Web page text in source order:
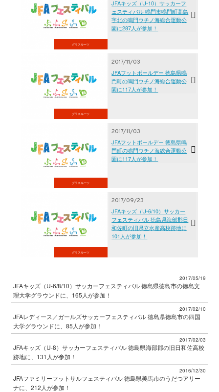
グラスルーツ
JFAキッズ（U-10）サッカーフ
ェスティバル 鳴門市鳴門町高島
字北の鳴門ウチノ海総合運動公
園に287人が参加！
グラスルーツ
2017/11/03
JFAフットボールデー 徳島県鳴
門町の鳴門ウチノ海総合運動公
園に117人が参加！
グラスルーツ
2017/11/03
JFAフットボールデー 徳島県鳴
門町の鳴門ウチノ海総合運動公
園に117人が参加！
グラスルーツ
2017/09/23
JFAキッズ（U-6/10）サッカー
フェスティバル 徳島県海部郡日
和佐町の旧県立水産高校跡地に
101人が参加！
2017/05/19
JFAキッズ（U-6/8/10）サッカーフェスティバル 徳島県徳島市の徳島文
理大学グラウンドに、165人が参加！
2017/02/10
JFAレディース／ガールズサッカーフェスティバル 徳島県徳島市の四国
大学グラウンドに、85人が参加！
2017/02/03
JFAキッズ（U-8）サッカーフェスティバル 徳島県海部郡の旧日和佐高校
跡地に、131人が参加！
2016/12/30
JFAファミリーフットサルフェスティバル 徳島県美馬市のうだつアリー
ナに、212人が参加！